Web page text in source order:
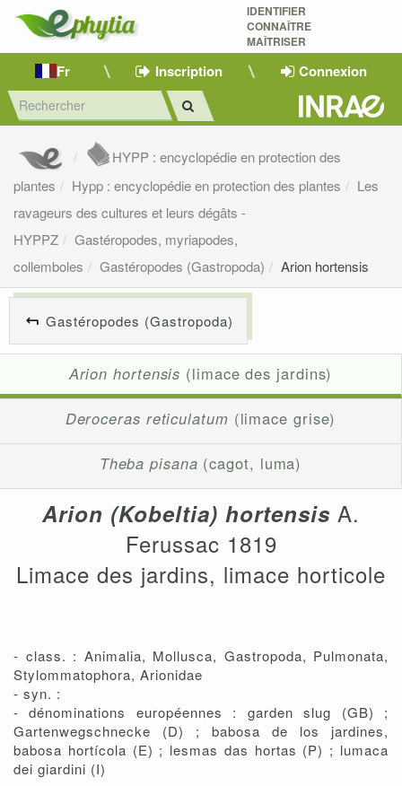
IDENTIFIER
CONNAÎTRE
MAÎTRISER
Fr Inscription Connexion
HYPP : encyclopédie en protection des
plantes
Hypp : encyclopédie en protection des plantes
Les
ravageurs des cultures et leurs dégâts -
HYPPZ
Gastéropodes, myriapodes,
collemboles
Gastéropodes (Gastropoda) Arion hortensis
Gastéropodes (Gastropoda)
Arion hortensis (limace des jardins)
Deroceras reticulatum (limace grise)
Theba pisana (cagot, luma)
Arion (Kobeltia) hortensis A.
Ferussac 1819
Limace des jardins, limace horticole
- class. : Animalia, Mollusca, Gastropoda, Pulmonata,
Stylommatophora, Arionidae
- syn. :
- dénominations européennes : garden slug (GB) ;
Gartenwegschnecke (D) ; babosa de los jardines,
babosa hortícola (E) ; lesmas das hortas (P) ; lumaca
dei giardini (I)